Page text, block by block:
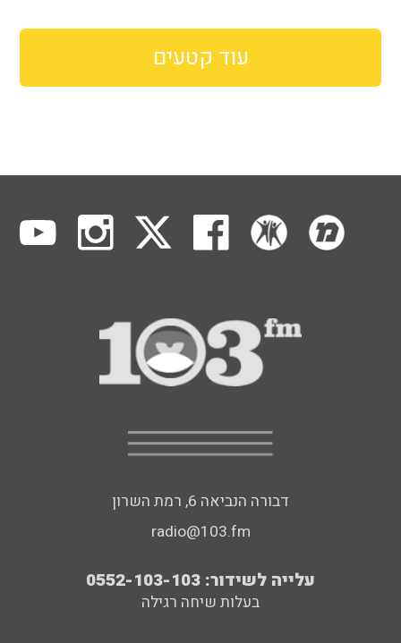
עוד קטעים
דבורה הנביאה 6, רמת השרון
radio@103.fm
עלייה לשידור: 0552-103-103
בעלות שיחה רגילה